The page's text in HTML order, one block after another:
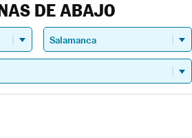
DE ABAJO